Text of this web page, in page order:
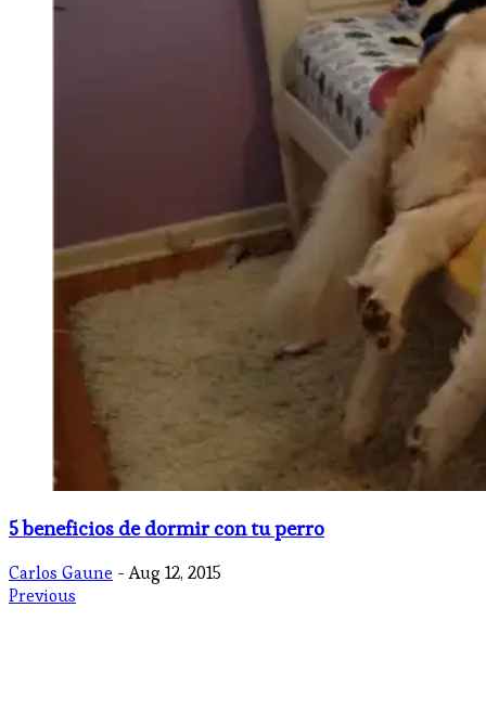
5 beneficios de dormir con tu perro
Carlos Gaune - Aug 12, 2015
Previous